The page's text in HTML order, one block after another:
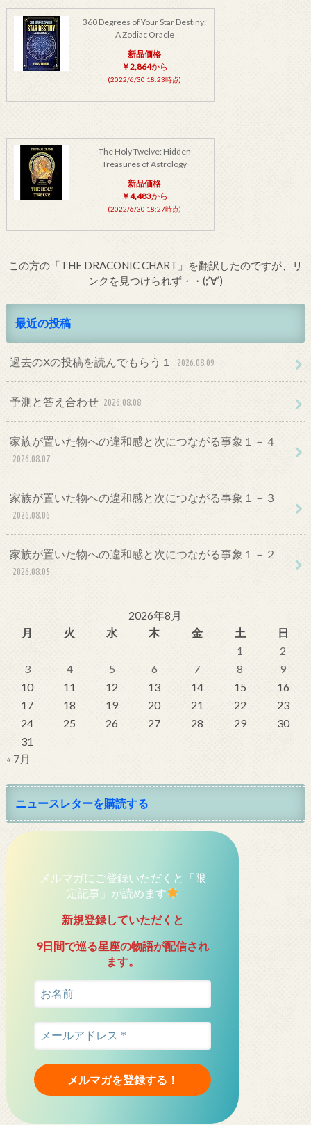
360 Degrees of Your Star Destiny:
A Zodiac Oracle
新品価格
￥2,864から
(2022/6/30 18:23時点)
The Holy Twelve: Hidden
Treasures of Astrology
新品価格
￥4,483から
(2022/6/30 18:27時点)
この方の「THE DRACONIC CHART」を翻訳したのですが、リ
ンクを見つけられず・・(;’∀’)
最近の投稿
過去のXの投稿を読んでもらう１ 2026.08.09
予測と答え合わせ 2026.08.08
家族が置いた物への違和感と次につながる事象１－４
2026.08.07
家族が置いた物への違和感と次につながる事象１－３
2026.08.06
家族が置いた物への違和感と次につながる事象１－２
2026.08.05
2026年8月
月
火 水 木 金 土
日
1
2
3
4 5 6 7 8
9
10
11 12 13 14 15
16
17
18 19 20 21 22
23
24
25 26 27 28 29
30
31
« 7月
ニュースレターを購読する
メルマガにご登録いただくと「限
定記事」が読めます
新規登録していただくと
9日間で巡る星座の物語が配信され
ます。